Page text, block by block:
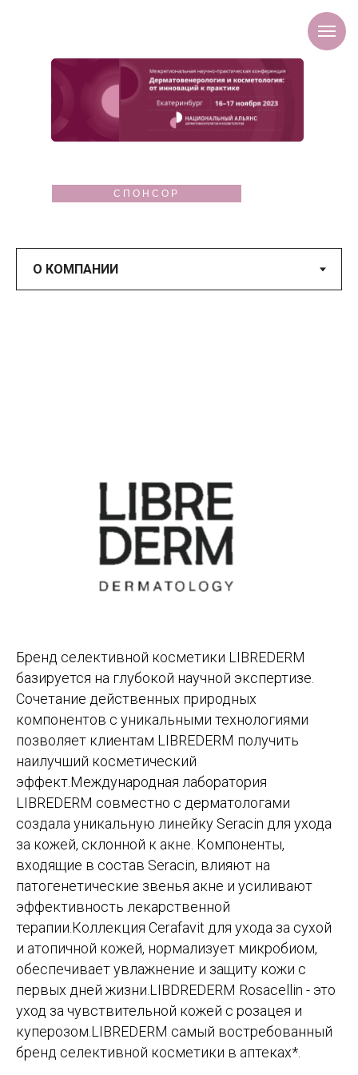
СПОНСОР
Бренд селективной косметики LIBREDERM
базируется на глубокой научной экспертизе.
Сочетание действенных природных
компонентов с уникальными технологиями
позволяет клиентам LIBREDERM получить
наилучший косметический
эффект.Международная лаборатория
LIBREDERM совместно с дерматологами
создала уникальную линейку Seracin для ухода
за кожей, склонной к акне. Компоненты,
входящие в состав Seracin, влияют на
патогенетические звенья акне и усиливают
эффективность лекарственной
терапии.Коллекция Cerafavit для ухода за сухой
и атопичной кожей, нормализует микробиом,
обеспечивает увлажнение и защиту кожи с
первых дней жизни.LIBDREDERM Rosacellin - это
уход за чувствительной кожей с розацея и
куперозом.LIBREDERM самый востребованный
бренд селективной косметики в аптеках*.